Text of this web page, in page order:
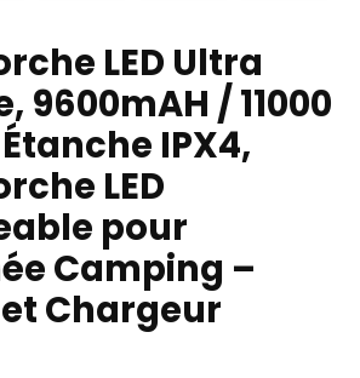
LED Ultra
9600mAH / 11000
IPX4,
LED
pour
Camping –
Chargeur